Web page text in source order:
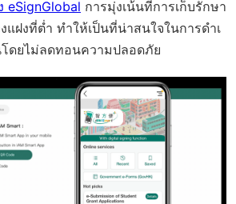
eSignGlobal การมุ่งเน้นที่การเก็บรักษา
ฝงที่ต่ำ ทำให้เป็นที่น่าสนใจในการดำเ
ดยไม่ลดทอนความปลอดภัย